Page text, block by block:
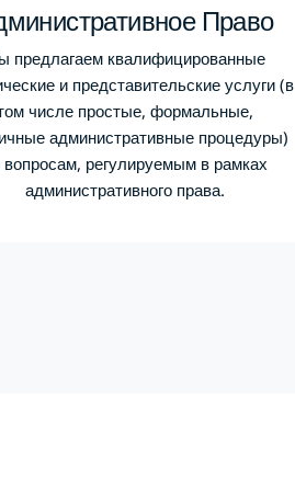
Право
предлагаем квалифицированные
и представительские услуги (в
числе простые, формальные,
административные процедуры)
вопросам, регулируемым в рамках
административного права.